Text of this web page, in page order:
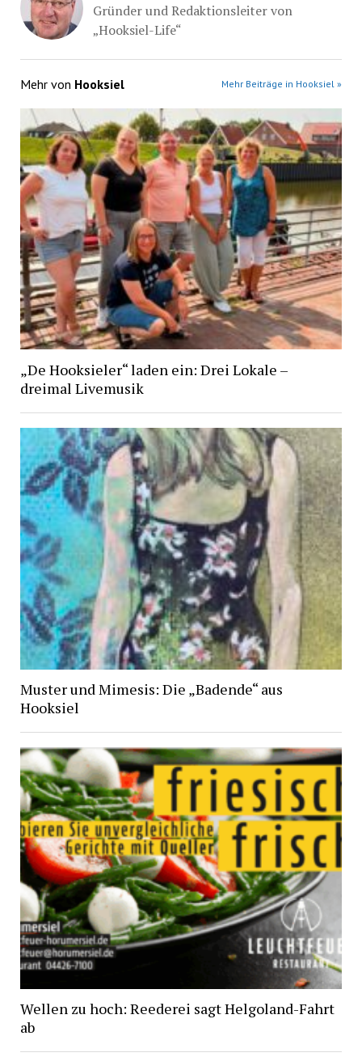
Gründer und Redaktionsleiter von
„Hooksiel-Life“
Mehr von Hooksiel Mehr Beiträge in Hooksiel »
„De Hooksieler“ laden ein: Drei Lokale –
dreimal Livemusik
Muster und Mimesis: Die „Badende“ aus
Hooksiel
Wellen zu hoch: Reederei sagt Helgoland-Fahrt
ab